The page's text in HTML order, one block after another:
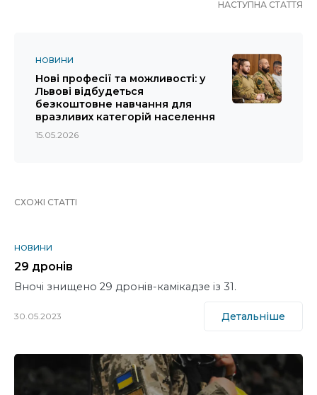
НАСТУПНА СТАТТЯ
НОВИНИ
Нові професії та можливості: у
Львові відбудеться
безкоштовне навчання для
вразливих категорій населення
15.05.2026
СХОЖІ СТАТТІ
НОВИНИ
29 дронів
Вночі знищено 29 дронів-камікадзе із 31.
30.05.2023 Детальніше